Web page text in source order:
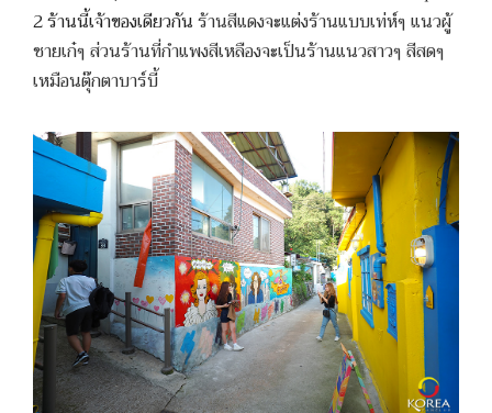
2 ร้านนี้เจ้าของเดียวกันร้านสีแดงจะแต่งร้านแบบเท่ห์ๆ แนวผู้
ชายเก๋ๆ ส่วนร้านที่กำแพงสีเหลืองจะเป็นร้านแนวสาวๆ สีสดๆ
เหมือนตุ๊กตาบาร์บี้